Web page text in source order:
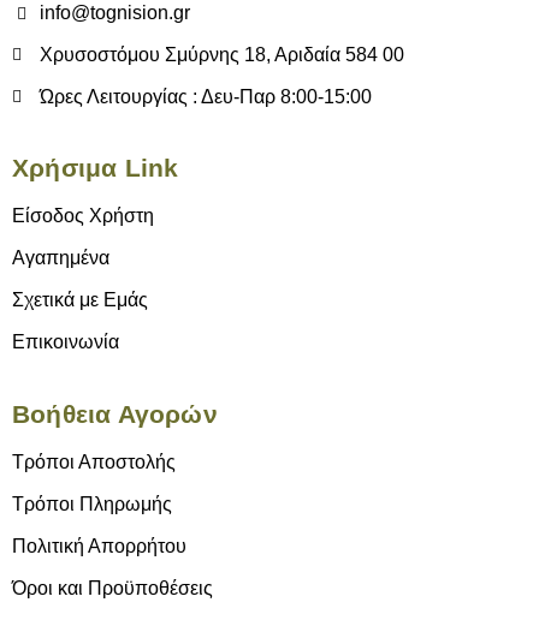
info@tognision.gr
Χρυσοστόμου Σμύρνης 18, Αριδαία 584 00
Ώρες Λειτουργίας : Δευ-Παρ 8:00-15:00
Χρήσιμα Link
Είσοδος Χρήστη
Αγαπημένα
Σχετικά με Εμάς
Επικοινωνία
Βοήθεια Αγορών
Τρόποι Αποστολής
Τρόποι Πληρωμής
Πολιτική Απορρήτου
Όροι και Προϋποθέσεις